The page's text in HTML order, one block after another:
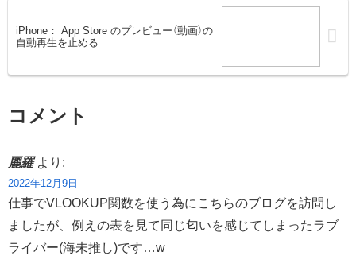
iPhone： App Store のプレビュー（動画）の
自動再生を止める
コメント
麗羅 より:
2022年12月9日
仕事でVLOOKUP関数を使う為にこちらのブログを訪問し
ましたが、例えの表を見て同じ匂いを感じてしまったラブ
ライバー(海未推し)です…w